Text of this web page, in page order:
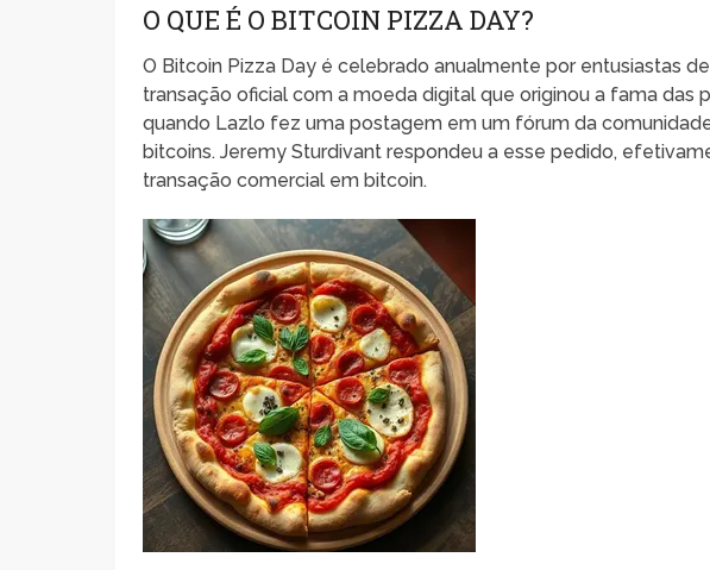
O QUE É O BITCOIN PIZZA DAY?
O Bitcoin Pizza Day é celebrado anualmente por entusiastas
transação oficial com a moeda digital que originou a fama das
quando Lazlo fez uma postagem em um fórum da
bitcoins. Jeremy Sturdivant respondeu a esse pedido,
transação comercial em bitcoin.